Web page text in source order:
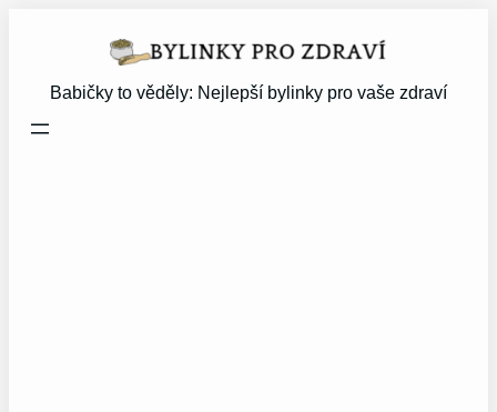
Babičky to věděly: Nejlepší bylinky pro vaše zdraví